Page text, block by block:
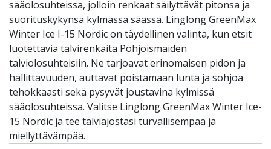
sääolosuhteissa, jolloin renkaat säilyttävät pitonsa ja
suorituskykynsä kylmässä säässä. Linglong GreenMax
Winter Ice I-15 Nordic on täydellinen valinta, kun etsit
luotettavia talvirenkaita Pohjoismaiden
talviolosuhteisiin. Ne tarjoavat erinomaisen pidon ja
hallittavuuden, auttavat poistamaan lunta ja sohjoa
tehokkaasti sekä pysyvät joustavina kylmissä
sääolosuhteissa. Valitse Linglong GreenMax Winter Ice-
15 Nordic ja tee talviajostasi turvallisempaa ja
miellyttävämpää.